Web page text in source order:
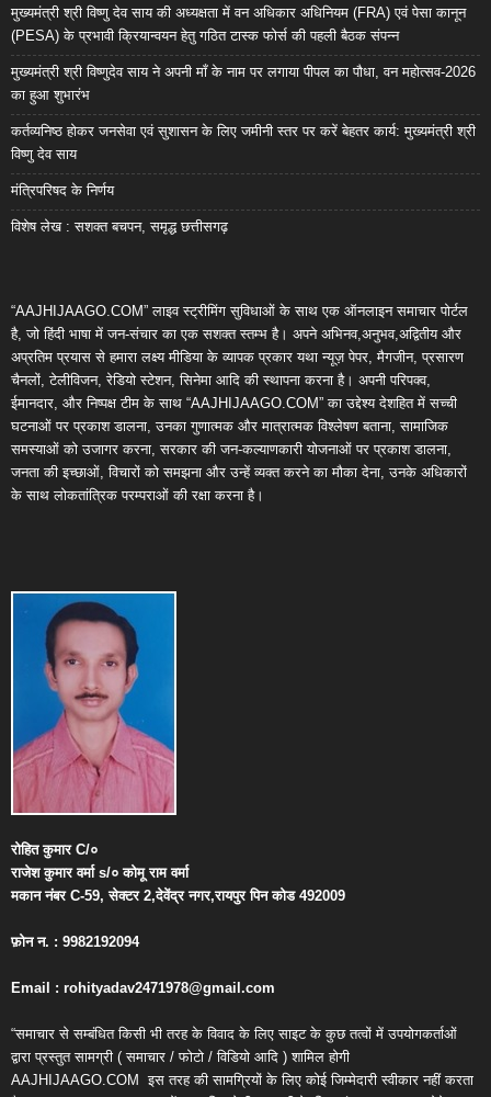
मुख्यमंत्री श्री विष्णु देव साय की अध्यक्षता में वन अधिकार अधिनियम (FRA) एवं पेसा कानून
(PESA) के प्रभावी क्रियान्वयन हेतु गठित टास्क फोर्स की पहली बैठक संपन्न
मुख्यमंत्री श्री विष्णुदेव साय ने अपनी माँ के नाम पर लगाया पीपल का पौधा, वन महोत्सव-2026
का हुआ शुभारंभ
कर्तव्यनिष्ठ होकर जनसेवा एवं सुशासन के लिए जमीनी स्तर पर करें बेहतर कार्य: मुख्यमंत्री श्री
विष्णु देव साय
मंत्रिपरिषद के निर्णय
विशेष लेख : सशक्त बचपन, समृद्ध छत्तीसगढ़
“AAJHIJAAGO.COM” लाइव स्ट्रीमिंग सुविधाओं के साथ एक ऑनलाइन समाचार पोर्टल
है, जो हिंदी भाषा में जन-संचार का एक सशक्त स्तम्भ है। अपने अभिनव,अनुभव,अद्वितीय और
अप्रतिम प्रयास से हमारा लक्ष्य मीडिया के व्यापक प्रकार यथा न्यूज़ पेपर, मैगजीन, प्रसारण
चैनलों, टेलीविजन, रेडियो स्टेशन, सिनेमा आदि की स्थापना करना है। अपनी परिपक्व,
ईमानदार, और निष्पक्ष टीम के साथ “AAJHIJAAGO.COM” का उद्देश्य देशहित में सच्ची
घटनाओं पर प्रकाश डालना, उनका गुणात्मक और मात्रात्मक विश्लेषण बताना, सामाजिक
समस्याओं को उजागर करना, सरकार की जन-कल्याणकारी योजनाओं पर प्रकाश डालना,
जनता की इच्छाओं, विचारों को समझना और उन्हें व्यक्त करने का मौका देना, उनके अधिकारों
के साथ लोकतांत्रिक परम्पराओं की रक्षा करना है।
रोहित कुमारC/०
राजेश कुमार वर्माs/० कोमू राम वर्मा
मकान नंबरC-59,सेक्टर2,देवेंद्र नगर,रायपुर पिन कोड492009
फ़ोन न. : 9982192094
Email : rohityadav2471978@gmail.com
“समाचार से सम्बंधित किसी भी तरह के विवाद के लिए साइट के कुछ तत्वों में उपयोगकर्ताओं
द्वारा प्रस्तुत सामग्री ( समाचार / फोटो / विडियो आदि ) शामिल होगी
AAJHIJAAGO.COM इस तरह की सामग्रियों के लिए कोई जिम्मेदारी स्वीकार नहीं करता